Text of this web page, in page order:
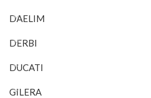
DAELIM
DERBI
DUCATI
GILERA